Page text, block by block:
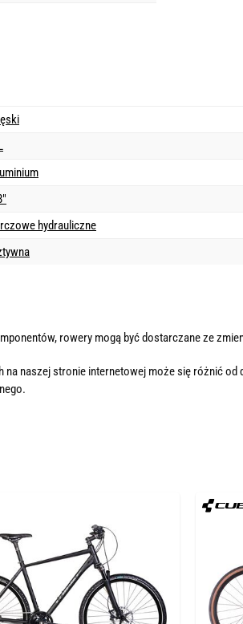
hydrauliczne
rowery mogą być dostarczane ze
naszej stronie internetowej może się różnić